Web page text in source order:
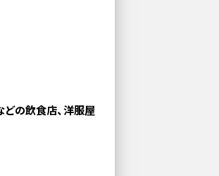
どの飲食店、洋服屋